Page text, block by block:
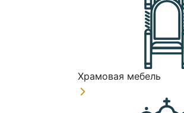
Храмовая мебель